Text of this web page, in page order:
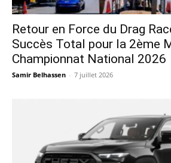
Retour en Force du Drag
Succès Total pour la 2ème
Championnat National 2026
Samir Belhassen - 7 juillet 2026